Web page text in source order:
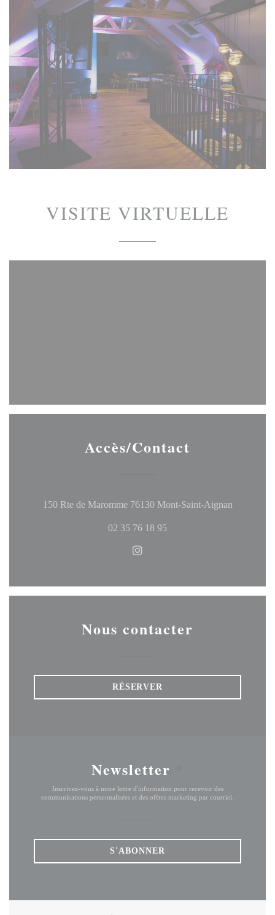
VISITE VIRTUELLE
Accès/Contact
150 Rte de Maromme 76130 Mont-Saint-Aignan((ouvre
02 35 76 18 95
Nous contacter
RÉSERVER
Newsletter
Inscrivez-vous à notre lettre d'information pour recevoir des
communications personnalisées et des offres marketing par courriel.
S'ABONNER